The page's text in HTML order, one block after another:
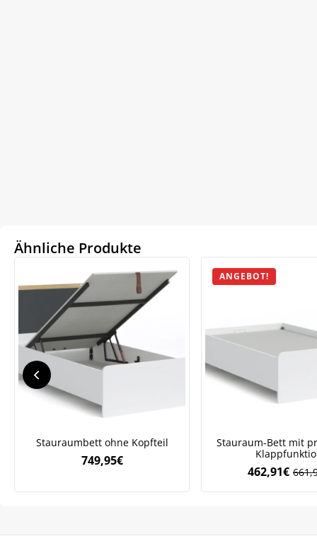
Ähnliche Produkte
Stauraumbett ohne Kopfteil
749,95€
ANGEBOT!
Stauraum-Bett mit
Preis
462,91€
Preis